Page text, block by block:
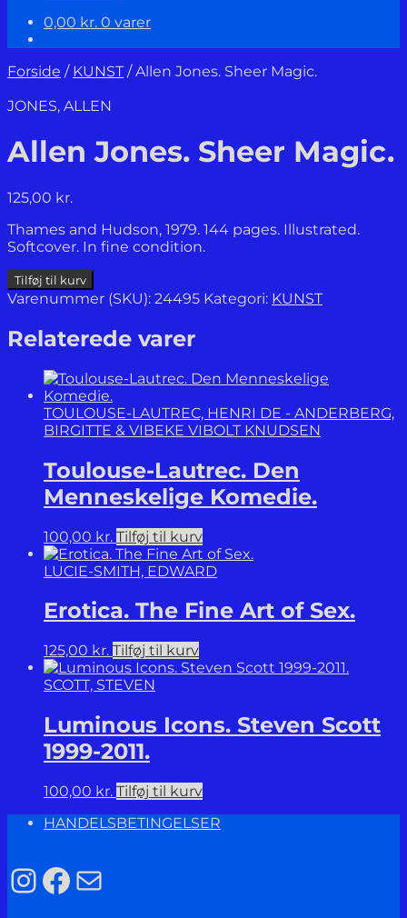
0,00 kr. 0 varer
Forside / KUNST /Allen Jones. Sheer Magic.
JONES, ALLEN
Allen Jones. Sheer Magic.
125,00 kr.
Thames and Hudson, 1979. 144 pages. Illustrated.
Softcover. In fine condition.
Allen
Jones.
Magic.
antal
Tilføj til kurv
Varenummer (SKU): 24495 Kategori: KUNST
Relaterede varer
TOULOUSE-LAUTREC, HENRI DE - ANDERBERG,
BIRGITTE & VIBEKE VIBOLT KNUDSEN
Toulouse-Lautrec. Den
Menneskelige Komedie.
100,00 kr. Tilføj til kurv
LUCIE-SMITH, EDWARD
Erotica. The Fine Art of Sex.
125,00 kr. Tilføj til kurv
SCOTT, STEVEN
Luminous Icons. Steven Scott
1999-2011.
100,00 kr. Tilføj til kurv
HANDELSBETINGELSER
Instagram
Facebook
Mail